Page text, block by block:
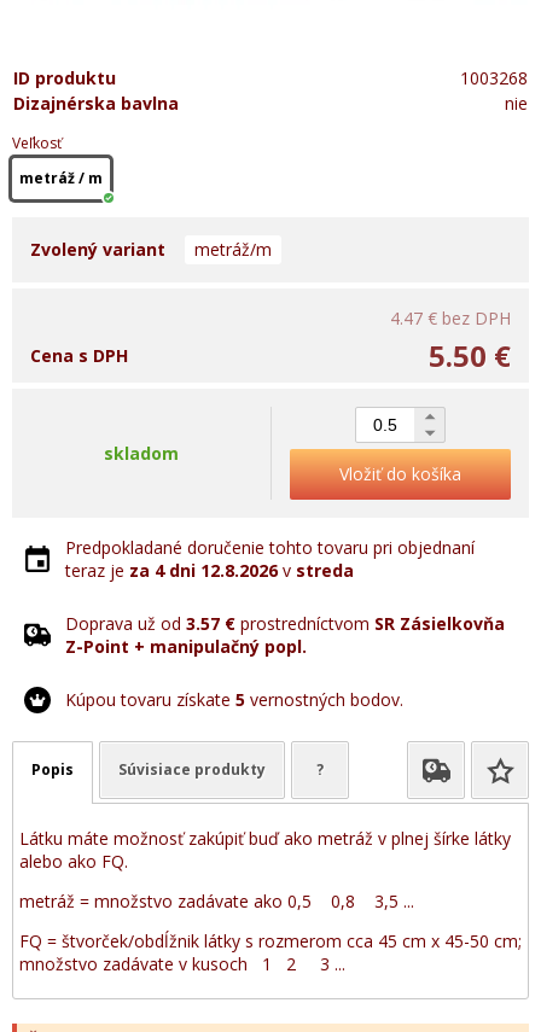
ID produktu
1003268
Dizajnérska bavlna
nie
Veľkosť
metráž / m
Zvolený variant metráž/m
4.47 € bez DPH
5.50 €
Cena s DPH
skladom
Vložiť do košíka
Predpokladané doručenie tohto tovaru pri objednaní
teraz je za 4 dni 12.8.2026v streda
Doprava už od 3.57 € prostredníctvom SR Zásielkovňa
Z-Point + manipulačný popl.
Kúpou tovaru získate 5 vernostných bodov.
Popis Súvisiace produkty ?
Látku máte možnosť zakúpiť buď ako metráž v plnej šírke látky
alebo ako FQ.
metráž = množstvo zadávate ako 0,5 0,8 3,5 ...
FQ = štvorček/obdĺžnik látky s rozmerom cca 45 cm x 45-50 cm;
množstvo zadávate v kusoch 1 2 3 ...